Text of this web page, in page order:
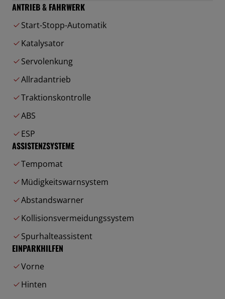
ANTRIEB & FAHRWERK
Start-Stopp-Automatik
Katalysator
Servolenkung
Allradantrieb
Traktionskontrolle
ABS
ESP
ASSISTENZSYSTEME
Tempomat
Müdigkeitswarnsystem
Abstandswarner
Kollisionsvermeidungssystem
Spurhalteassistent
EINPARKHILFEN
Vorne
Hinten